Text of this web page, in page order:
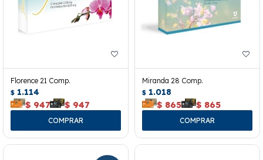
Florence 21 Comp.
$ 1.114
$ 947 $ 947
Miranda 28 Comp.
$ 1.018
$ 865 $ 865